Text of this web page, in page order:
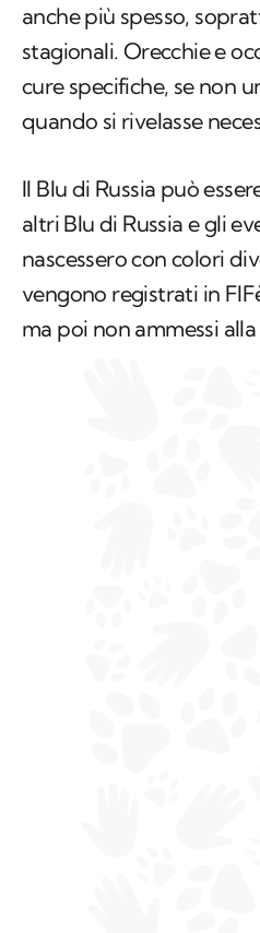
anche più spesso,
stagionali. Orecchie e
cure specifiche, se non
quando si rivelasse
Il Blu di Russia può
altri Blu di Russia e gli
nascessero con colori
vengono registrati in
ma poi non ammessi